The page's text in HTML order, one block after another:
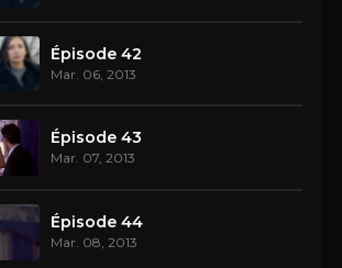
Épisode 42
Mar. 06, 2013
Épisode 43
Mar. 07, 2013
Épisode 44
Mar. 08, 2013